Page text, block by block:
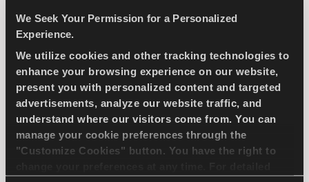
We Seek Your Permission for a Personalized
Experience.
We utilize cookies and other tracking technologies to
enhance your browsing experience on our website,
present you with personalized content and targeted
advertisements, analyze our website traffic, and
understand where our visitors come from. You can
manage your cookie preferences through the
"Customize Cookies" button. You have the right to
MULTIWAYS 2
Le plaisir de conduire en toutes saisons -
Conduite sûre et confort en toutes saisons
PASSAGER TOUTE SAİSON